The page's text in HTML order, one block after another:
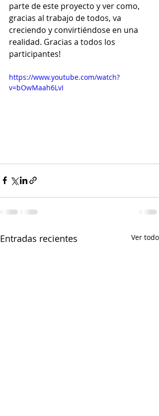
parte de este proyecto y ver como,
gracias al trabajo de todos, va
creciendo y convirtiéndose en una
realidad. Gracias a todos los
participantes!
https://www.youtube.com/watch?
v=bOwMaah6LvI
Entradas recientes Ver todo